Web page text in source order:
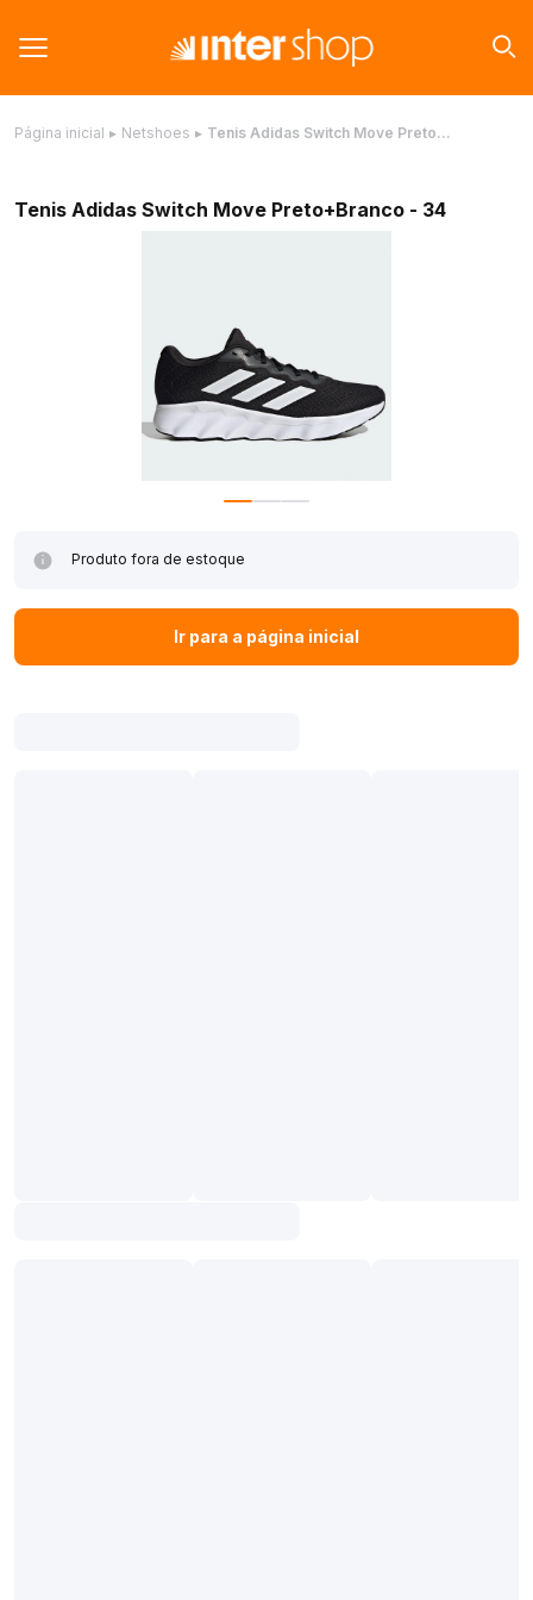
Página inicial ▸ Netshoes ▸ Tenis Adidas Switch Move Preto…
Tenis Adidas Switch Move Preto+Branco - 34
Produto fora de estoque
Ir para a página inicial